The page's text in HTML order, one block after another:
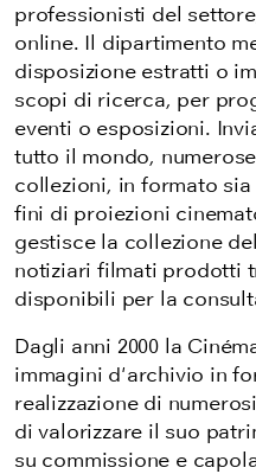
professionisti del
online. Il dipartimento
disposizione estratti o
scopi di ricerca, per
eventi o esposizioni.
tutto il mondo,
collezioni, in formato
fini di proiezioni
gestisce la collezione
notiziari filmati prodotti
disponibili per la
Dagli anni 2000 la
immagini d'archivio in
realizzazione di
di valorizzare il suo
su commissione e